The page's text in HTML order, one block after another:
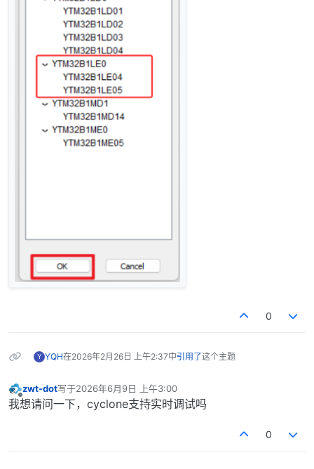
0
Y YQH在2026年2月26日 上午2:37中引用了这个主题
离线
zwt-dot写于2026年6月9日 上午3:00
最后由 编辑
我想请问一下，cyclone支持实时调试吗
0